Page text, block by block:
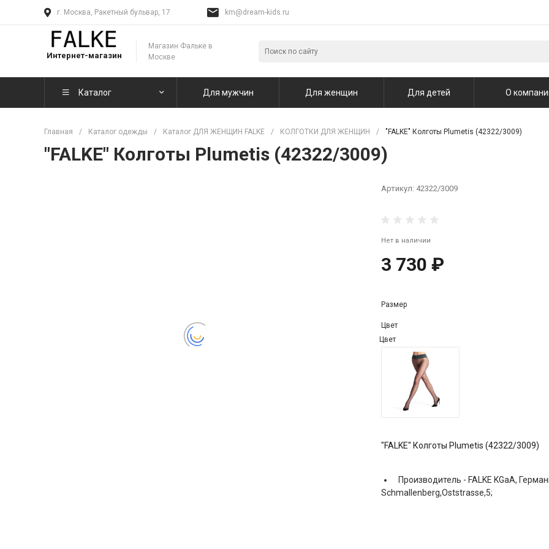
г. Москва, Ракетный бульвар, 17 km@dream-kids.ru
Интернет-магазин
Магазин Фальке в
Москве
Каталог Для мужчин Для женщин Для детей О
Главная / Каталог одежды / Каталог ДЛЯ ЖЕНЩИН FALKE / КОЛГОТКИ ДЛЯ ЖЕНЩИН / "FALKE" Колготы Plumetis (42322/3009)
"FALKE" Колготы Plumetis (42322/3009)
Артикул: 42322/3009
Нет в наличии
3 730 ₽
Размер
Цвет
Цвет
"FALKE" Колготы Plumetis (42322/3009)
Производитель - FALKE KGaA,
Schmallenberg,Oststrasse,5;